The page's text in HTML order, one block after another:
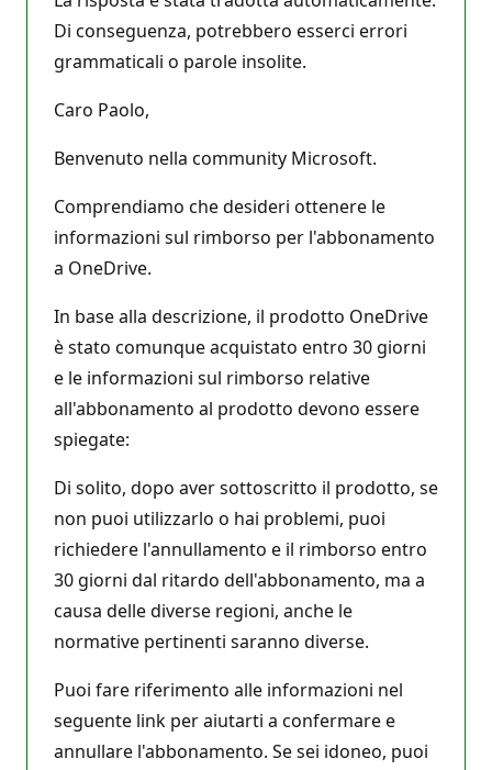
Di conseguenza, potrebbero esserci errori
grammaticali o parole insolite.
Caro Paolo,
Benvenuto nella community Microsoft.
Comprendiamo che desideri ottenere le
informazioni sul rimborso per l'abbonamento
a OneDrive.
In base alla descrizione, il prodotto OneDrive
è stato comunque acquistato entro 30 giorni
e le informazioni sul rimborso relative
all'abbonamento al prodotto devono essere
spiegate:
Di solito, dopo aver sottoscritto il prodotto, se
non puoi utilizzarlo o hai problemi, puoi
richiedere l'annullamento e il rimborso entro
30 giorni dal ritardo dell'abbonamento, ma a
causa delle diverse regioni, anche le
normative pertinenti saranno diverse.
Puoi fare riferimento alle informazioni nel
seguente link per aiutarti a confermare e
annullare l'abbonamento. Se sei idoneo, puoi